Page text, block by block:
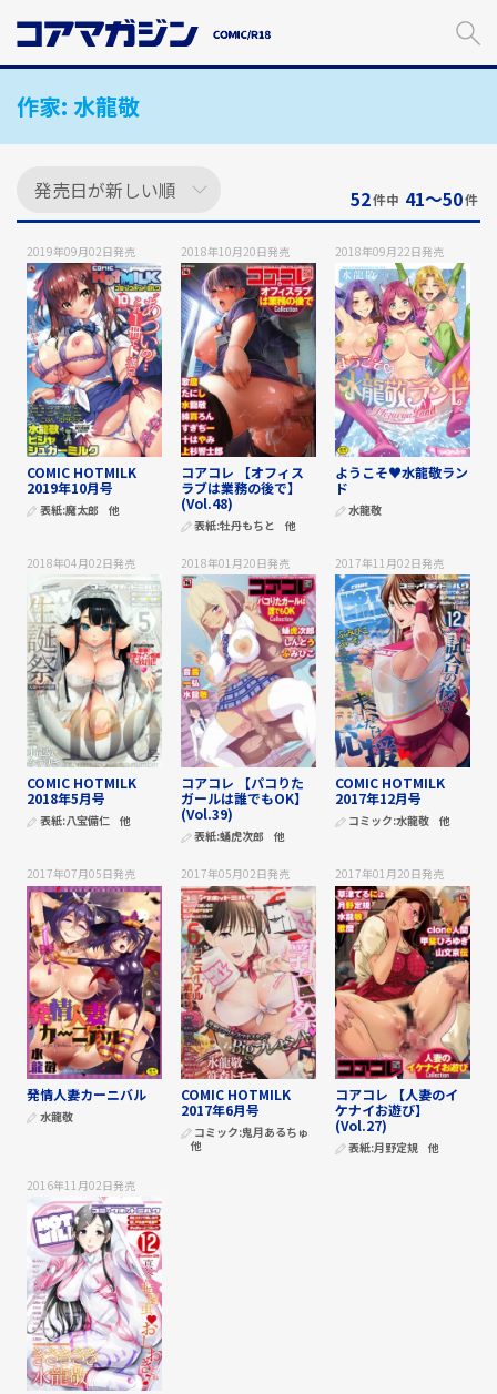
ン
作家: 水龍敬
52件中 41〜50件
2019年09月02日発売
COMIC HOTMILK
2019年10月号
表紙:魔太郎 他
2018年10月20日発売
コアコレ 【オフィス
ラブは業務の後で】
(Vol.48)
表紙:牡丹もちと 他
2018年09月22日発売
ようこそ♥水龍敬ラン
ド
水龍敬
2018年04月02日発売
COMIC HOTMILK
2018年5月号
表紙:八宝備仁 他
2018年01月20日発売
コアコレ 【パコりた
ガールは誰でもOK】
(Vol.39)
表紙:蛹虎次郎 他
2017年11月02日発売
COMIC HOTMILK
2017年12月号
コミック:水龍敬 他
2017年07月05日発売
発情人妻カーニバル
水龍敬
2017年05月02日発売
COMIC HOTMILK
2017年6月号
コミック:鬼月あるちゅ
他
2017年01月20日発売
コアコレ 【人妻のイ
ケナイお遊び】
(Vol.27)
表紙:月野定規 他
2016年11月02日発売